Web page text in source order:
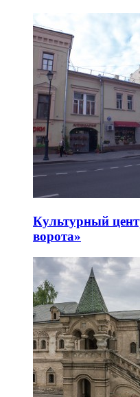
Культурный
ворота»